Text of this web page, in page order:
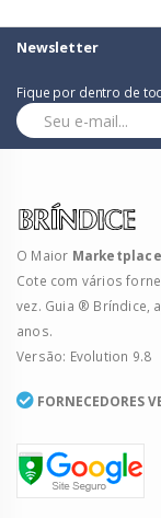
Newsletter
Fique por dentro de
O Maior Marketplace
Cote com vários
vez. Guia ® Bríndice,
anos.
Versão: Evolution 9.8
FORNECEDORES